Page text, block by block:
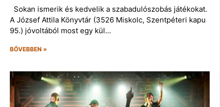
Sokan ismerik és kedvelik a szabadulószobás játékokat.
A József Attila Könyvtár (3526 Miskolc, Szentpéteri kapu
95.) jóvoltából most egy kül…
BŐVEBBEN »